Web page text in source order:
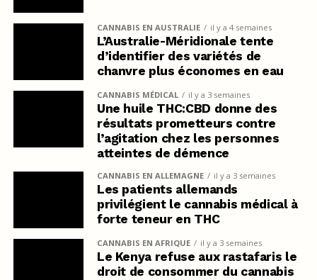
CANNABIS EN AUSTRALIE il y a 4 semaines
L’Australie-Méridionale tente
d’identifier des variétés de
chanvre plus économes en eau
CANNABIS MÉDICAL il y a 3 semaines
Une huile THC:CBD donne des
résultats prometteurs contre
l’agitation chez les personnes
atteintes de démence
CANNABIS EN ALLEMAGNE il y a 3 semaines
Les patients allemands
privilégient le cannabis médical à
forte teneur en THC
CANNABIS EN AFRIQUE il y a 3 semaines
Le Kenya refuse aux rastafaris le
droit de consommer du cannabis